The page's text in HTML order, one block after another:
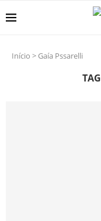
Início > Gaía Pssarelli